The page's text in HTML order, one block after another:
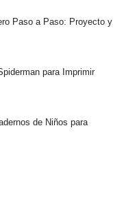
Paso a Paso: Proyecto y
para Imprimir
de Niños para